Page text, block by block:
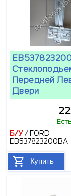
Передней
Двери
Б/У/ FORD
EB537823200BA
Купить